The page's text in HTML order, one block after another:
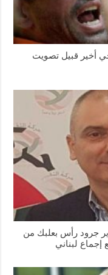
أخير قبيل تصويت
جرود رأس بعلبك من
إجماع لبناني